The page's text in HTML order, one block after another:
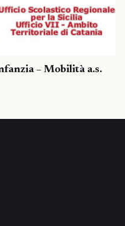
– Mobilità a.s.